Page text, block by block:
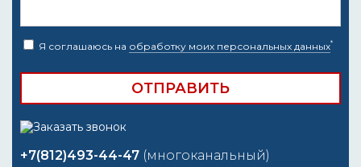
Я соглашаюсь на обработку моих персональных данных*
+7(812)493-44-47 (многоканальный)